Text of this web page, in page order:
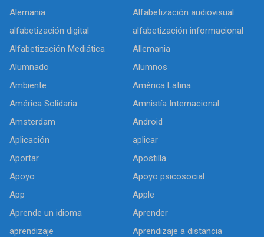
Alemania
Alfabetización audiovisual
alfabetización digital
alfabetización informacional
Alfabetización Mediática
Allemania
Alumnado
Alumnos
Ambiente
América Latina
América Solidaria
Amnistía Internacional
Amsterdam
Android
Aplicación
aplicar
Aportar
Apostilla
Apoyo
Apoyo psicosocial
App
Apple
Aprende un idioma
Aprender
aprendizaje
Aprendizaje a distancia